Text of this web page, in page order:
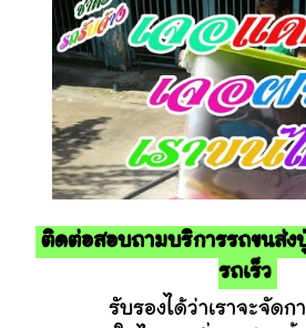
ติดต่อสอบถามบริการรถขนส่ง
รถเร็ว
รับรองได้ว่าเราจะจัดการ